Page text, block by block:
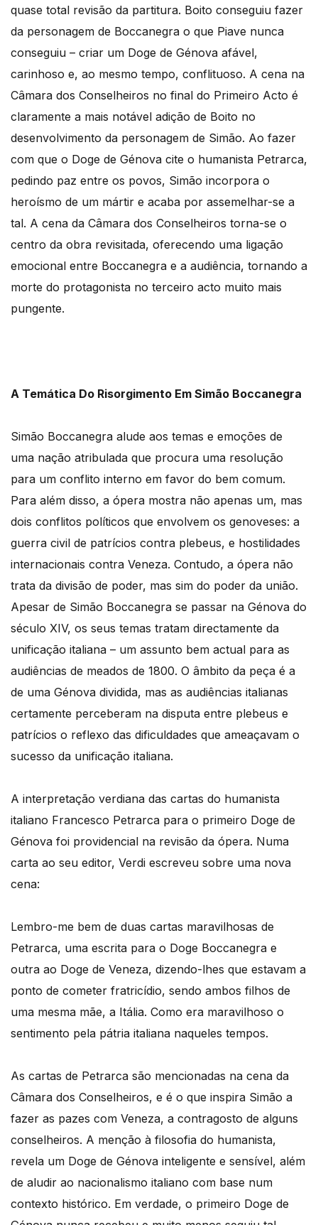
quase total revisão da partitura. Boito conseguiu fazer
da personagem de Boccanegra o que Piave nunca
conseguiu – criar um Doge de Génova afável,
carinhoso e, ao mesmo tempo, conflituoso. A cena na
Câmara dos Conselheiros no final do Primeiro Acto é
claramente a mais notável adição de Boito no
desenvolvimento da personagem de Simão. Ao fazer
com que o Doge de Génova cite o humanista Petrarca,
pedindo paz entre os povos, Simão incorpora o
heroísmo de um mártir e acaba por assemelhar-se a
tal. A cena da Câmara dos Conselheiros torna-se o
centro da obra revisitada, oferecendo uma ligação
emocional entre Boccanegra e a audiência, tornando a
morte do protagonista no terceiro acto muito mais
pungente.
A Temática Do Risorgimento Em Simão Boccanegra
Simão Boccanegra alude aos temas e emoções de
uma nação atribulada que procura uma resolução
para um conflito interno em favor do bem comum.
Para além disso, a ópera mostra não apenas um, mas
dois conflitos políticos que envolvem os genoveses: a
guerra civil de patrícios contra plebeus, e hostilidades
internacionais contra Veneza. Contudo, a ópera não
trata da divisão de poder, mas sim do poder da união.
Apesar de Simão Boccanegra se passar na Génova do
século XIV, os seus temas tratam directamente da
unificação italiana – um assunto bem actual para as
audiências de meados de 1800. O âmbito da peça é a
de uma Génova dividida, mas as audiências italianas
certamente perceberam na disputa entre plebeus e
patrícios o reflexo das dificuldades que ameaçavam o
sucesso da unificação italiana.
A interpretação verdiana das cartas do humanista
italiano Francesco Petrarca para o primeiro Doge de
Génova foi providencial na revisão da ópera. Numa
carta ao seu editor, Verdi escreveu sobre uma nova
cena:
Lembro-me bem de duas cartas maravilhosas de
Petrarca, uma escrita para o Doge Boccanegra e
outra ao Doge de Veneza, dizendo-lhes que estavam a
ponto de cometer fratricídio, sendo ambos filhos de
uma mesma mãe, a Itália. Como era maravilhoso o
sentimento pela pátria italiana naqueles tempos.
As cartas de Petrarca são mencionadas na cena da
Câmara dos Conselheiros, e é o que inspira Simão a
fazer as pazes com Veneza, a contragosto de alguns
conselheiros. A menção à filosofia do humanista,
revela um Doge de Génova inteligente e sensível, além
de aludir ao nacionalismo italiano com base num
contexto histórico. Em verdade, o primeiro Doge de